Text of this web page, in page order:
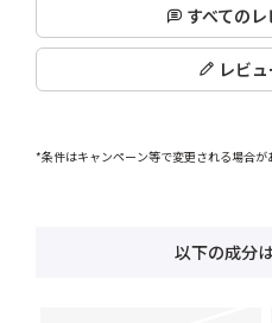
すべての
レビ
*条件はキャンペーン等で変更される場合が
以下の成分